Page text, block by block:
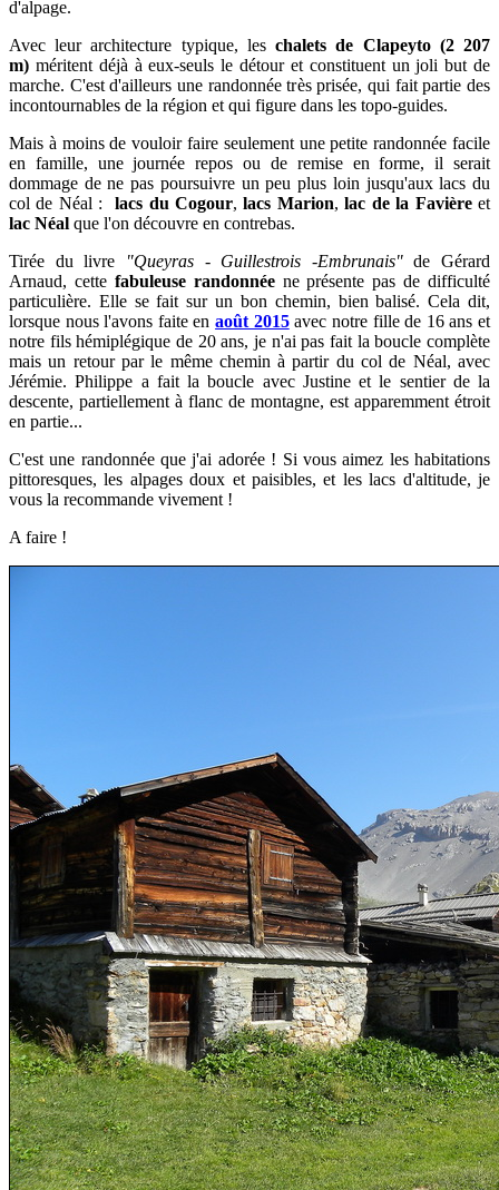
d'alpage.
Avec leur architecture typique, leschalets de Clapeyto (2 207
m) méritent déjà à eux-seuls le détour et constituent un joli but de
marche. C'est d'ailleurs une randonnée très prisée, qui fait partie des
incontournables de la région et qui figure dans les topo-guides.
Mais à moins de vouloir faire seulement une petite randonnée facile
en famille, une journée repos ou de remise en forme, il serait
dommage de ne pas poursuivre un peu plus loin jusqu'aux lacs du
col de Néal :lacs du Cogour,lacs Marion,lac de la Favièreet
lac Néal que l'on découvre en contrebas.
Tirée du livre
"Queyras - Guillestrois -Embrunais"de Gérard
Arnaud, cette fabuleuse randonnéene présente pas de difficulté
particulière. Elle se fait sur un bon chemin, bien balisé. Cela dit,
lorsque nous l'avons faite enaoût 2015 avec notre fille de 16 ans et
notre fils hémiplégique de 20 ans, je n'ai pas fait la boucle complète
mais un retour par le même chemin à partir du col de Néal, avec
Jérémie. Philippe a fait la boucle avec Justine et le sentier de la
descente, partiellement à flanc de montagne, est apparemment étroit
en partie...
C'est une randonnée que j'ai adorée ! Si vous aimez les habitations
pittoresques, les alpages doux et paisibles, et les lacs d'altitude, je
vous la recommande vivement !
A faire !